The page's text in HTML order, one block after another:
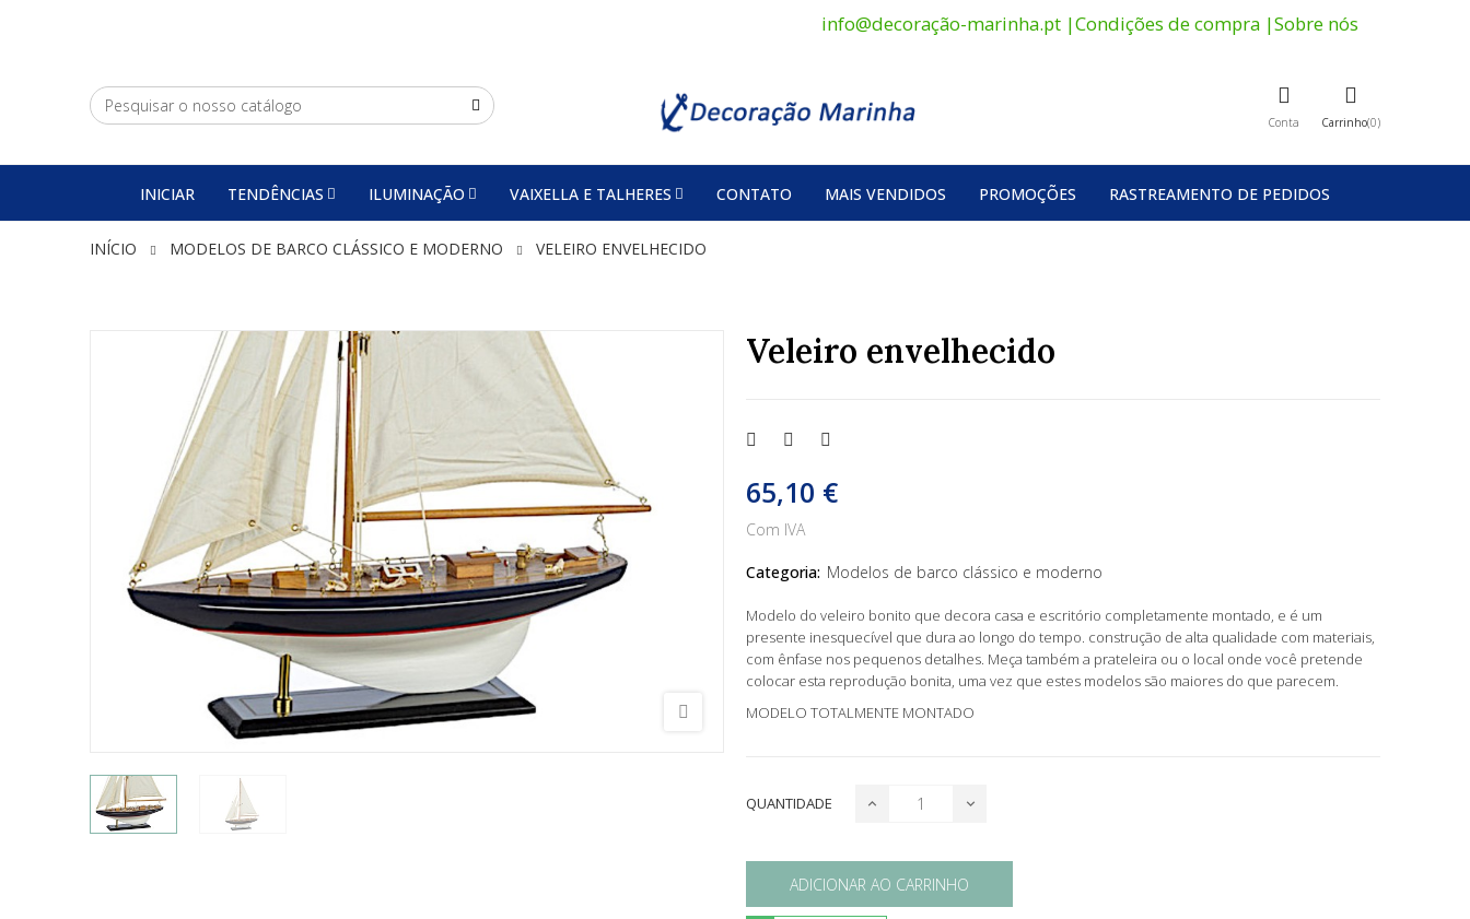
info@decoração-marinha.pt |Condições de compra |Sobre nós
Conta Carrinho 0
INICIAR TENDÊNCIAS ILUMINAÇÃO VAIXELLA E TALHERES CONTATO MAIS VENDIDOS PROMOÇÕES RASTREAMENTO DE PEDIDOS
INÍCIO MODELOS DE BARCO CLÁSSICO E MODERNO VELEIRO ENVELHECIDO
Veleiro envelhecido
65,10 €
Com IVA
Categoria: Modelos de barco clássico e moderno
Modelo do veleiro bonito que decora casa e escritório completamente montado, e é um
presente inesquecível que dura ao longo do tempo. construção de alta qualidade com materiais,
com ênfase nos pequenos detalhes. Meça também a prateleira ou o local onde você pretende
colocar esta reprodução bonita, uma vez que estes modelos são maiores do que parecem.
MODELO TOTALMENTE MONTADO
QUANTIDADE
ADICIONAR AO CARRINHO